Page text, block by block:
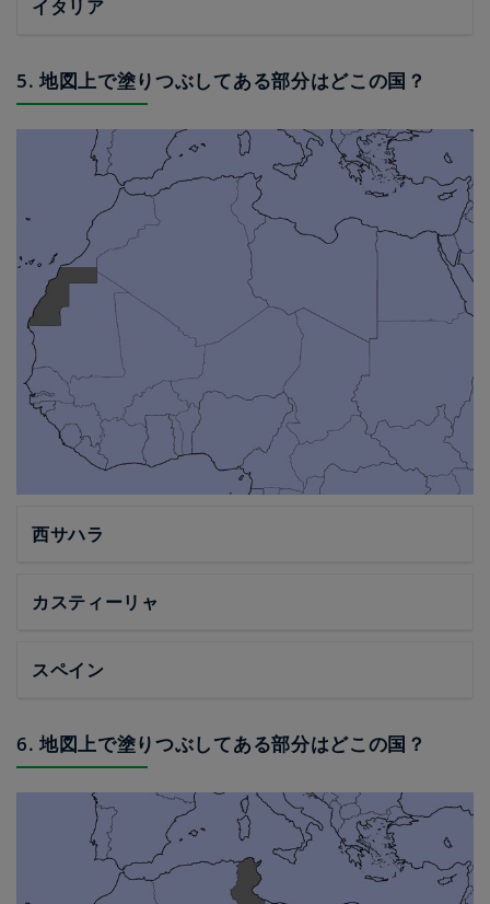
イタリア
5. 地図上で塗りつぶしてある部分はどこの国？
西サハラ
カスティーリャ
スペイン
6. 地図上で塗りつぶしてある部分はどこの国？